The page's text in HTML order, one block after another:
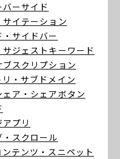
バーサイド
サイテーション
・サイドバー
サジェストキーワード
ブスクリプション
・サブドメイン
ェア ・シェアボタン
プリ
・スクロール
テンツ ・スニペット